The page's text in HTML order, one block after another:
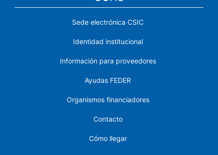
Sede electrónica CSIC
Identidad institucional
Información para proveedores
Ayudas FEDER
Organismos financiadores
Contacto
Cómo llegar